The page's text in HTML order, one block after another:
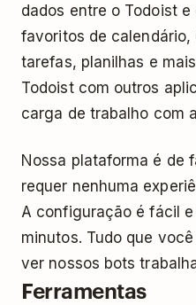
dados entre o Todoist
favoritos de calendário,
tarefas, planilhas e
Todoist com outros
carga de trabalho com
Nossa plataforma é de
requer nenhuma
A configuração é fácil
minutos. Tudo que
ver nossos bots
Ferramentas